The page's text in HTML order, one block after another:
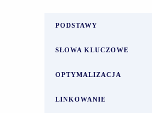
PODSTAWY
SŁOWA KLUCZOWE
OPTYMALIZACJA
LINKOWANIE